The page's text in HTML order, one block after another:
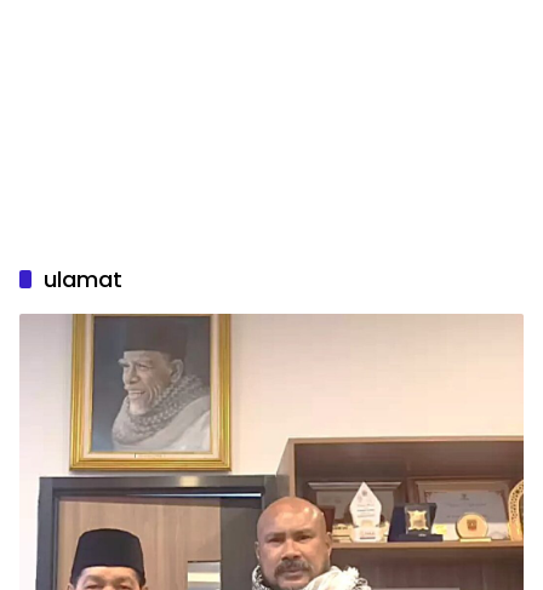
ulamat